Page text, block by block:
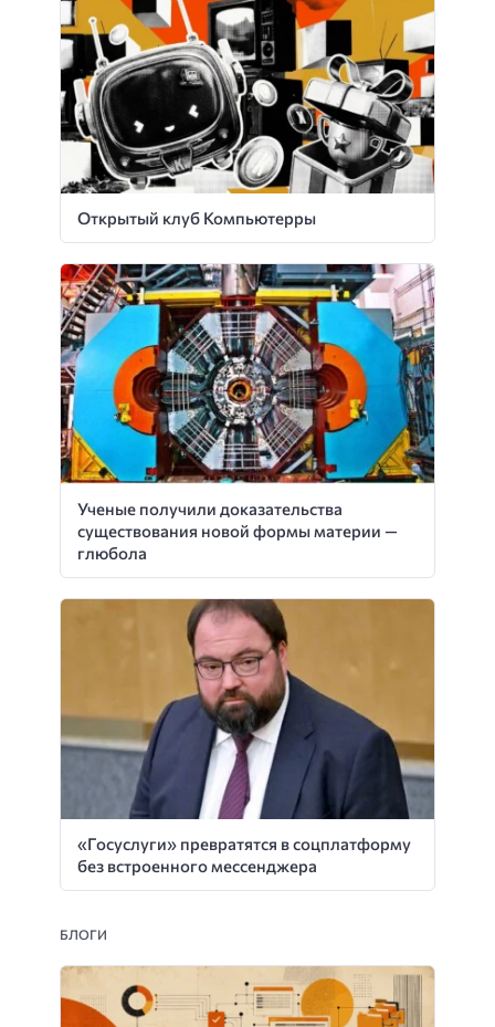
Открытый клуб Компьютерры
Ученые получили доказательства
существования новой формы материи —
глюбола
«Госуслуги» превратятся в соцплатформу
без встроенного мессенджера
БЛОГИ